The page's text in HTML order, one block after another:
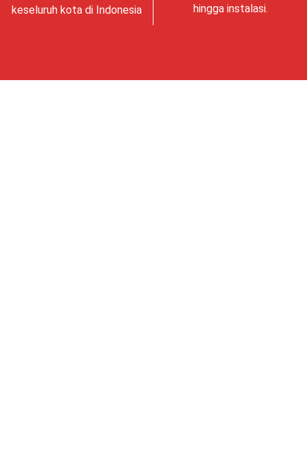
keseluruh kota di Indonesia
hingga instalasi.